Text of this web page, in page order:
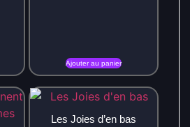
Ajouter au panier
Les Joies d’en bas